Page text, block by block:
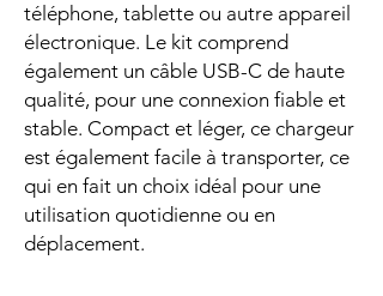
téléphone, tablette ou autre appareil
électronique. Le kit comprend
également un câble USB-C de haute
qualité, pour une connexion fiable et
stable. Compact et léger, ce chargeur
est également facile à transporter, ce
qui en fait un choix idéal pour une
utilisation quotidienne ou en
déplacement.